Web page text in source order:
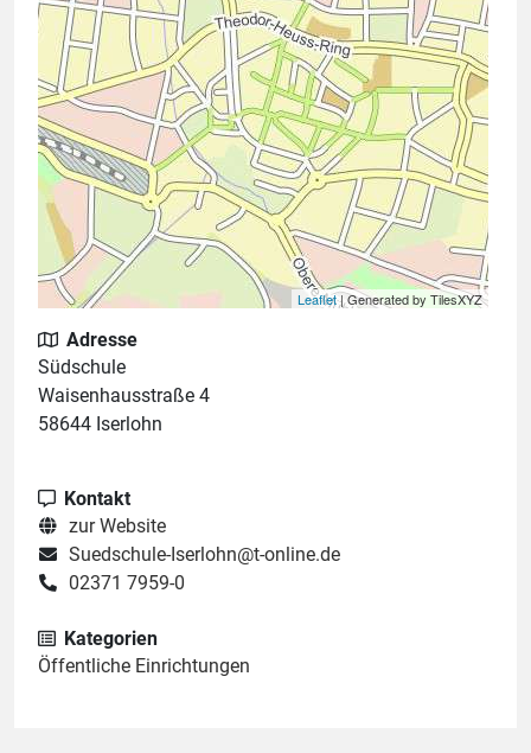
Leaflet| Generated by TilesXYZ
Adresse
Südschule
Waisenhausstraße 4
58644 Iserlohn
Kontakt
zur Website
Suedschule-Iserlohn@t-online.de
02371 7959-0
Kategorien
Öffentliche Einrichtungen